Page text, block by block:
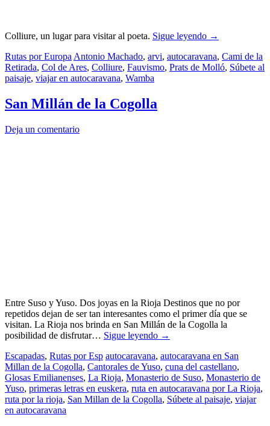
Colliure, un lugar para visitar al poeta. Sigue leyendo →
Rutas por Europa Antonio Machado, arvi, autocaravana, Cami de la
Retirada, Col de Ares, Colliure, Fauvismo, Prats de Molló, Súbete al
paisaje, viajar en autocaravana, Wamba
San Millán de la Cogolla
Deja un comentario
Entre Suso y Yuso. Dos joyas en la Rioja Destinos que no por
repetidos dejan de ser tan interesantes como el primer día que se
visitan. La Rioja nos brinda en San Millán de la Cogolla la
posibilidad de disfrutar… Sigue leyendo →
Escapadas, Rutas por Esp autocaravana, autocaravana en San
Millan de la Cogolla, Cantorales de Yuso, cuna del castellano,
Glosas Emilianenses, La Rioja, Monasterio de Suso, Monasterio de
Yuso, primeras letras en euskera, ruta en autocaravana por La Rioja,
ruta por la rioja, San Millan de la Cogolla, Súbete al paisaje, viajar
en autocaravana